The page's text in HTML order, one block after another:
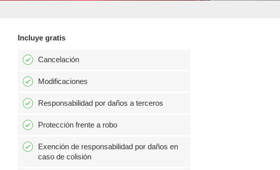
Incluye gratis
Cancelación
Modificaciones
Responsabilidad por daños a terceros
Protección frente a robo
Exención de responsabilidad por daños en
caso de colisión